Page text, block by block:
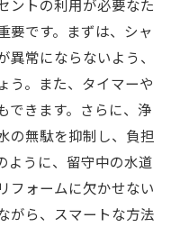
ントの利用が必要なた
要です。まずは、シャ
常にならないよう、
う。また、タイマーや
できます。さらに、浄
の無駄を抑制し、負担
ように、留守中の水道
フォームに欠かせない
がら、スマートな方法